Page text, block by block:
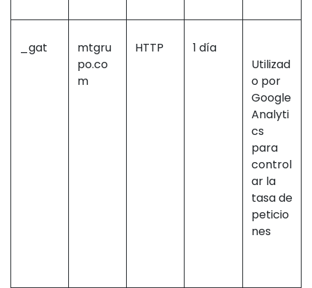
_gat
mtgru
po.co
m
HTTP
1 día
Utilizad
o por
Google
Analyti
cs
para
control
ar la
tasa de
peticio
nes